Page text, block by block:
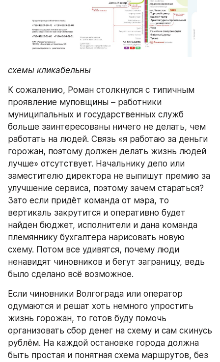
схемы кликабельны
К сожалению, Роман столкнулся с типичным
проявление муповщины – работники
муниципальных и государственных служб
больше заинтересованы ничего не делать, чем
работать на людей. Связь «я работаю за деньги
горожан, поэтому должен делать жизнь людей
лучше» отсутствует. Начальнику депо или
заместителю директора не выпишут премию за
улучшение сервиса, поэтому зачем стараться?
Зато если придёт команда от мэра, то
вертикаль закрутится и оперативно будет
найден бюджет, исполнители и дана команда
племяннику бухгалтера нарисовать новую
схему. Потом все удивятся, почему люди
ненавидят чиновников и бегут заграницу, ведь
было сделано всё возможное.
Если чиновники Волгограда или оператор
одумаются и решат хоть немного упростить
жизнь горожан, то готов буду помочь
организовать сбор денег на схему и сам скинусь
рублём. На каждой остановке города должна
быть простая и понятная схема маршрутов, без